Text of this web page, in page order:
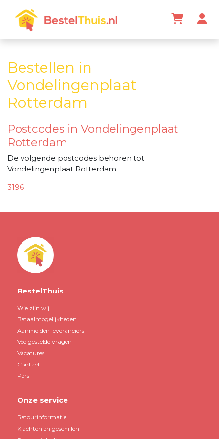
Bestellen in
Vondelingenplaat
Rotterdam
Postcodes in Vondelingenplaat
Rotterdam
De volgende postcodes behoren tot
Vondelingenplaat Rotterdam.
3196
BestelThuis
Wie zijn wij
Betaalmogelijkheden
Aanmelden leveranciers
Veelgestelde vragen
Vacatures
Contact
Pers
Onze service
Retourinformatie
Klachten en geschillen